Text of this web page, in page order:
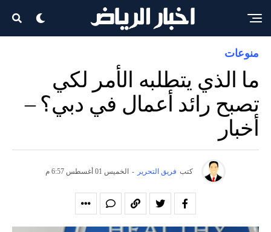
منوعات
ما الذي يتطلبه الأمر لكي
تصبح رائد أعمال في دبي؟ –
أخبار
كتب فريق التحرير - الخميس 01 أغسطس 6:57 م